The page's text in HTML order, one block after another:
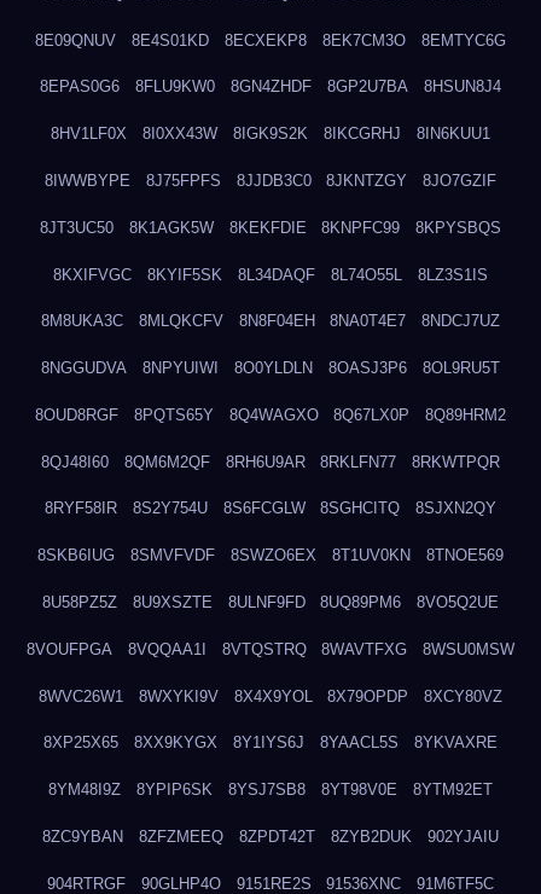
8E09QNUV 8E4S01KD 8ECXEKP8 8EK7CM3O 8EMTYC6G
8EPAS0G6 8FLU9KW0 8GN4ZHDF 8GP2U7BA 8HSUN8J4
8HV1LF0X 8I0XX43W 8IGK9S2K 8IKCGRHJ 8IN6KUU1
8IWWBYPE 8J75FPFS 8JJDB3C0 8JKNTZGY 8JO7GZIF
8JT3UC50 8K1AGK5W 8KEKFDIE 8KNPFC99 8KPYSBQS
8KXIFVGC 8KYIF5SK 8L34DAQF 8L74O55L 8LZ3S1IS
8M8UKA3C 8MLQKCFV 8N8F04EH 8NA0T4E7 8NDCJ7UZ
8NGGUDVA 8NPYUIWI 8O0YLDLN 8OASJ3P6 8OL9RU5T
8OUD8RGF 8PQTS65Y 8Q4WAGXO 8Q67LX0P 8Q89HRM2
8QJ48I60 8QM6M2QF 8RH6U9AR 8RKLFN77 8RKWTPQR
8RYF58IR 8S2Y754U 8S6FCGLW 8SGHCITQ 8SJXN2QY
8SKB6IUG 8SMVFVDF 8SWZO6EX 8T1UV0KN 8TNOE569
8U58PZ5Z 8U9XSZTE 8ULNF9FD 8UQ89PM6 8VO5Q2UE
8VOUFPGA 8VQQAA1I 8VTQSTRQ 8WAVTFXG 8WSU0MSW
8WVC26W1 8WXYKI9V 8X4X9YOL 8X79OPDP 8XCY80VZ
8XP25X65 8XX9KYGX 8Y1IYS6J 8YAACL5S 8YKVAXRE
8YM48I9Z 8YPIP6SK 8YSJ7SB8 8YT98V0E 8YTM92ET
8ZC9YBAN 8ZFZMEEQ 8ZPDT42T 8ZYB2DUK 902YJAIU
904RTRGF 90GLHP4O 9151RE2S 91536XNC 91M6TF5C